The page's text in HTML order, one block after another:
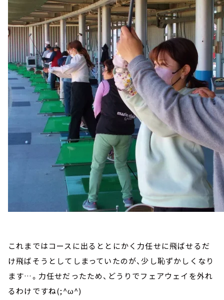
これまではコースに出るととにかく力任せに飛ばせるだ
け飛ばそうとしてしまっていたのが、少し恥ずかしくなり
ます…。力任せだったため、どうりでフェアウェイを外れ
るわけですね(;^ω^)